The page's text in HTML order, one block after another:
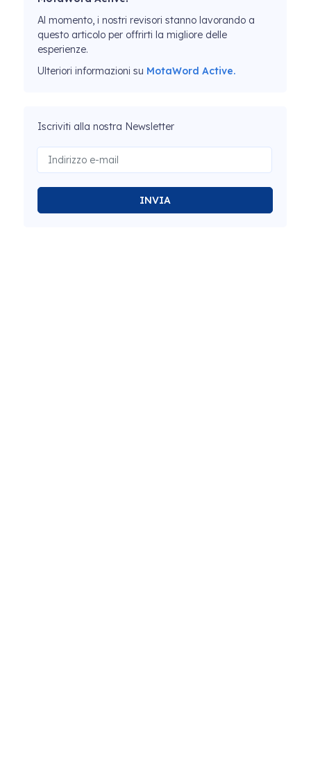
Al momento, i nostri revisori stanno lavorando a
questo articolo per offrirti la migliore delle
esperienze.
Ulteriori informazioni su MotaWord Active.
Iscriviti alla nostra Newsletter
INVIA